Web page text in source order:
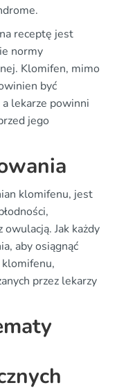
receptę jest
normy
Klomifen, mimo
być
lekarze powinni
jego
klomifenu, jest
Jak każdy
aby osiągnąć
przez lekarzy